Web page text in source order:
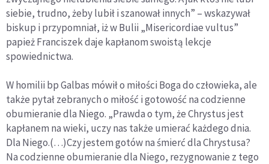
siebie, trudno, żeby lubił i szanował innych” – wskazywał
biskup i przypomniał, iż w Bulii „Misericordiae vultus”
papież Franciszek daje kapłanom swoistą lekcje
spowiednictwa.
W homilii bp Galbas mówił o miłości Boga do człowieka, ale
także pytał zebranych o miłość i gotowość na codzienne
obumieranie dla Niego. „Prawda o tym, że Chrystus jest
kapłanem na wieki, uczy nas także umierać każdego dnia.
Dla Niego.(…)Czy jestem gotów na śmierć dla Chrystusa?
Na codzienne obumieranie dla Niego, rezygnowanie z tego